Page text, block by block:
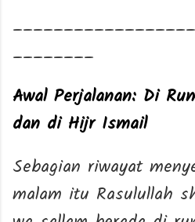
________
Awal Perjalanan: Di
dan di Hijr Ismail
Sebagian riwayat
malam itu Rasulullah